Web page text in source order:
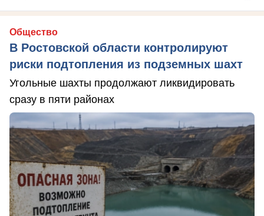
Общество
В Ростовской области контролируют
риски подтопления из подземных шахт
Угольные шахты продолжают ликвидировать
сразу в пяти районах